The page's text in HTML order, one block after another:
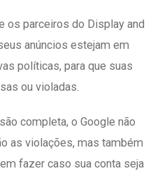
os parceiros do Display and
anúncios estejam em
políticas, para que suas
ou violadas.
completa, o Google não
as violações, mas também
fazer caso sua conta seja